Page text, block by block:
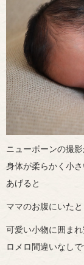
ニューボーンの撮
身体が柔らかく小
あげると
ママのお腹にいた
可愛い小物に囲ま
ロメロ間違いなしで